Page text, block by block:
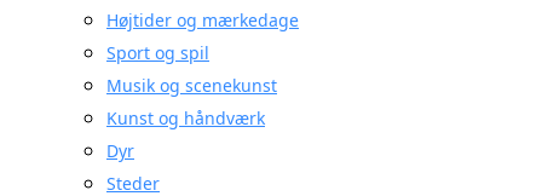
Højtider og mærkedage
Sport og spil
Musik og scenekunst
Kunst og håndværk
Dyr
Steder